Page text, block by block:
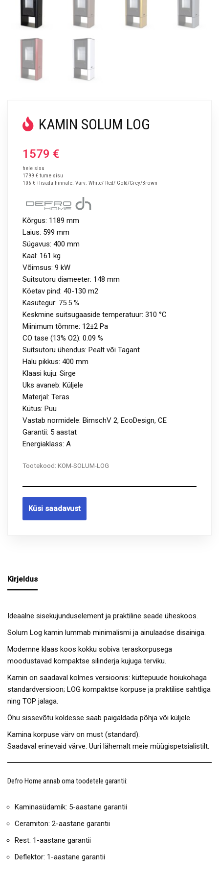
KAMIN SOLUM LOG
1579 €
hele sisu
1799 € tume sisu
106 € +lisada hinnale: Värv: White/ Red/ Gold/Grey/Brown
Kõrgus: 1189 mm
Laius: 599 mm
Sügavus: 400 mm
Kaal: 161 kg
Võimsus: 9 kW
Suitsutoru diameeter: 148 mm
Köetav pind: 40-130 m2
Kasutegur: 75.5 %
Keskmine suitsugaaside temperatuur: 310 °C
Miinimum tõmme: 12±2 Pa
CO tase (13% O2): 0.09 %
Suitsutoru ühendus: Pealt või Tagant
Halu pikkus: 400 mm
Klaasi kuju: Sirge
Uks avaneb: Küljele
Materjal: Teras
Kütus: Puu
Vastab normidele: BimschV 2, EcoDesign, CE
Garantii: 5 aastat
Energiaklass: A
Tootekood: KOM-SOLUM-LOG
Küsi saadavust
Kirjeldus
Ideaalne sisekujunduselement ja praktiline seade üheskoos.
Solum Log kamin lummab minimalismi ja ainulaadse disainiga.
Modernne klaas koos kokku sobiva teraskorpusega
moodustavad kompaktse silinderja kujuga terviku.
Kamin on saadaval kolmes versioonis: küttepuude hoiukohaga
standardversioon; LOG kompaktse korpuse ja praktilise sahtliga
ning TOP jalaga.
Õhu sissevõtu koldesse saab paigaldada põhja või küljele.
Kamina korpuse värv on must (standard).
Saadaval erinevaid värve. Uuri lähemalt meie müügispetsialistilt.
Defro Home annab oma toodetele garantii:
Kaminasüdamik: 5-aastane garantii
Ceramiton: 2-aastane garantii
Rest: 1-aastane garantii
Deflektor: 1-aastane garantii